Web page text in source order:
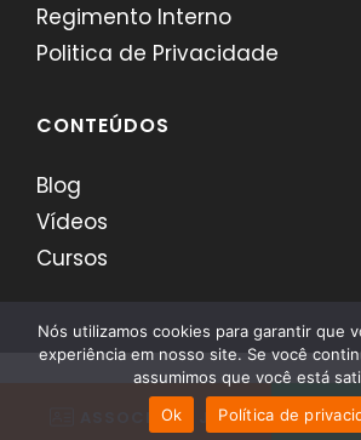
Regimento Interno
Politica de Privacidade
CONTEÚDOS
Blog
Vídeos
Cursos
APACAME - Desenvolvido por
ASSOCIE-SE JÁ
Nós utilizamos cookies para garantir que
experiência em nosso site. Se você
assumimos que você está
Ok
Política de